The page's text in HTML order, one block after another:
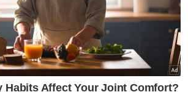
kepada penguatkuasa atau
sama berusaha kerana
bersama, tidak kira anda
pihak berkuasa atau